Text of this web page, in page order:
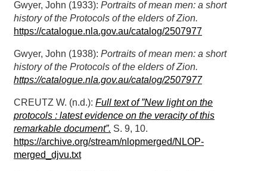
Gwyer, John (1933): Portraits of mean men: a short
history of the Protocols of the elders of Zion.
https://catalogue.nla.gov.au/catalog/2507977
Gwyer, John (1938): Portraits of mean men: a short
history of the Protocols of the elders of Zion.
https://catalogue.nla.gov.au/catalog/2507977
CREUTZ W. (n.d.): Full text of ”New light on the
protocols : latest evidence on the veracity of this
remarkable document”. S. 9, 10.
https://archive.org/stream/nlopmerged/NLOP-
merged_djvu.txt